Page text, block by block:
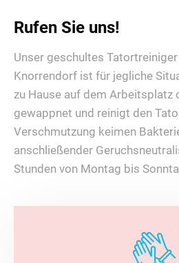
Rufen Sie uns!
Unser geschultes
Knorrendorf ist für jegliche
zu Hause auf dem Arbeitsplatz
gewappnet und reinigt den
Verschmutzung keimen
anschließender
Stunden von Montag bis